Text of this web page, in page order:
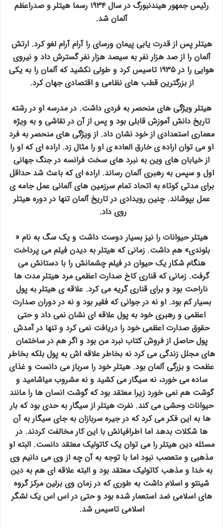
رئیس جمهور هیندنبورگ در سال ۱۹۳۴ رسما هیتلر و صدراعظم
آلمان شد.
هیتلر پس از قدرت یابی پیمان ورسای را آرام آرام لغو کرد. ارتش
آلمان را از صد هزار نفر به سیصد هزار نفر گسترش داد و نیروی
هوایی را در ۱۹۳۵ تاسیس کرد و طولی نکشید که آلمان را به یکی
از بزرگترین قطب های نظامی و اقتصادی جهان کرد.
هیتلر ویژگی های منحصر به فردی داشت. در مدرسه او در رشته
تاریخ دانش آموزش قابلی بود و پس از آن در نقاشی و به ویژه
معماری استعدادی از خود نشان داد. از ویژگی های منحصر به فرد
او می توان اراده ی خارق العاده ی او را مثال زد. اراده ای که او را
از خیابان های وین به نبرد های سخت فرانسه در جنگ جهانی
اول و سپس به رهبری آلمان رساند. اراده ای که باعث شد حداقل
برای مدتی کوتاه به اتحاد تمام سرزمین های آلمانی عمل جامه ی
عمل بپوشاند. چنین رویدادی در تاریخ آلمان تنها در دوره هیتلر
روی داد.
هیتلر حیوانات را نیز بسیار دوست داشت و یک سگ به نام «
بلوندی» هم داشت. زمانی که هیتلر به دیدن فیلم می پرداخت
هنگام شکار یک حیوان در فیلم چشمانش را با دستانش می
گرفت. زمانی که قناری کاخ صدارت اعظمی مرد هیتلر مدت ها
ناراحت بود و برای قناری گریه می کرد. علاقه ی هیتلر به پول
بسیار کم بود. او نه در جوانی که فقیر بود و نه در دوران صدارت
اعظمی و رهبری خود به پول علاقه ای نشان نمی داد و حتی
حقوق صدارت اعظمی خود را دریافت نمی کرد و تنها در آمدش
پول حاصل از فروش کتاب نبرد من بود و اگر هم در ساختمان
های مجلل زندگی می کرد نه بخاطر علاقه اش به پول بلکه بخاطر
عظمت و بزرگی آلمان بود. هیتلر خود را سرباز می دانست و غذای
ساده می خورد، نه سیگار می کشید و نه مشروب میاشامید و
گوشت هم نمی خورد زیرا معتقد بود که گوشت انسان ها را مانند
حیوانات وحشی می کند. نفرت هیتلر از سیگار به حدی بود که بار
ها به این فکر می کرد که در جیره سربازان به جای سیگار به آن
ها شکلات بدهد اما اطرافیانش با این کار مخالفت کردند. در
مسئله دین هیتلر را می توان یک کاتولیک معتقد دانست. البته او
مذهبی و متعصب نبود اما با توجه به آن چه از وی می دانیم وی
به خدا و مذهب کاتولیک معتقد بود و البته علاقه ای هم به دین
شینتو و اسلام داشت به طوری که در زمان وی برلین مرکز گروه
های اسلامی ضد استعمار شده بود و حتی در اس اس یک لشگر
اسلامی تاسیس شد.